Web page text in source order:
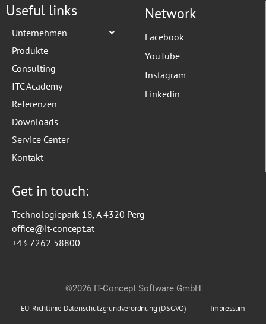
Useful links
Unternehmen
Produkte
Consulting
ITC Academy
Referenzen
Downloads
Service Center
Kontakt
Network
Facebook
YouTube
Instagram
Linkedin
Get in touch:
Technologiepark 18, A 4320 Perg
office@it-concept.at
+43 7262 58800
©2026 IT-Concept Software GmbH
EU-Richtlinie Datenschutzgrundverordnung (DSGVO) Impressum